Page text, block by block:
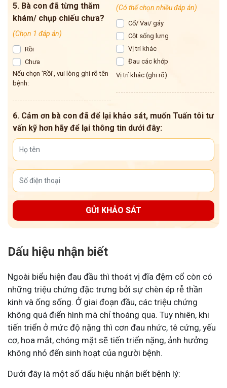
5. Bà con đã từng thăm
khám/ chụp chiếu chưa?
(Chọn 1 đáp án)
Rồi
Chưa
Nếu chọn 'Rồi', vui lòng ghi rõ tên
bệnh:
(Có thể chọn nhiều đáp án)
Cổ/ Vai/ gáy
Cột sống lưng
Vị trí khác
Đau các khớp
Vị trí khác (ghi rõ):
6. Cảm ơn bà con đã để lại khảo sát, muốn Tuấn tôi tư
vấn kỹ hơn hãy để lại thông tin dưới đây:
GỬI KHẢO SÁT
Dấu hiệu nhận biết
Ngoài biểu hiện đau đầu thì thoát vị đĩa đệm cổ còn có
những triệu chứng đặc trưng bởi sự chèn ép rễ thần
kinh và ống sống. Ở giai đoạn đầu, các triệu chứng
không quá điển hình mà chỉ thoáng qua. Tuy nhiên, khi
tiến triển ở mức độ nặng thì cơn đau nhức, tê cứng, yếu
cơ, hoa mắt, chóng mặt sẽ tiến triển nặng, ảnh hưởng
không nhỏ đến sinh hoạt của người bệnh.
Dưới đây là một số dấu hiệu nhận biết bệnh lý: